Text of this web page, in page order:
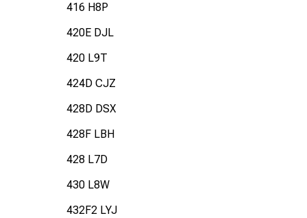
416 H8P
420E DJL
420 L9T
424D CJZ
428D DSX
428F LBH
428 L7D
430 L8W
432F2 LYJ